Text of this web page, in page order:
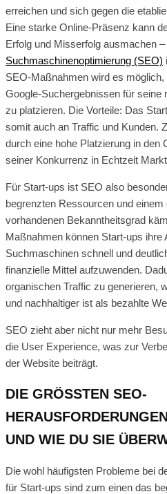
erreichen und sich gegen die
Eine starke Online-Präsenz kann
Erfolg und Misserfolg ausmachen
Suchmaschinenoptimierung (SEO)
SEO-Maßnahmen wird es
Google-Suchergebnissen für seine
zu platzieren. Die Vorteile: Das
somit auch an Traffic und Kunden.
durch eine hohe Platzierung in den
seiner Konkurrenz in Echtzeit
Für Start-ups ist SEO also
begrenzten Ressourcen und einem
vorhandenen Bekanntheitsgrad
Maßnahmen können Start-ups ihre
Suchmaschinen schnell und
finanzielle Mittel aufzuwenden.
organischen Traffic zu generieren,
und nachhaltiger ist als bezahlte
SEO zieht aber nicht nur mehr
die User Experience, was zur
der Website beiträgt.
DIE GRÖSSTEN SEO-H
ERAUSFORDERUNGEN
ND WIE DU SIE
Die wohl häufigsten Probleme bei
für Start-ups sind zum einen das